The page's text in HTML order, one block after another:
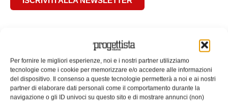
Per fornire le migliori esperienze, noi e i nostri partner utilizziamo
tecnologie come i cookie per memorizzare e/o accedere alle informazioni
del dispositivo. Il consenso a queste tecnologie permetterà a noi e ai nostri
partner di elaborare dati personali come il comportamento durante la
navigazione o gli ID univoci su questo sito e di mostrare annunci (non)
ARTICOLI CORRELATI
QUADERNI DI PROGETTAZIONE